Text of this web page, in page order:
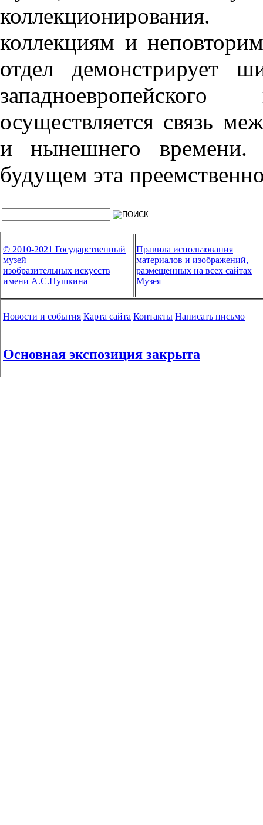
коллекциям и
отдел демонстрирует
осуществляется связь
и нынешнего времени.
будущем эта
© 2010-2021 Государственный
музей
изобразительных искусств
имени А.С.Пушкина
Правила использования
материалов и изображений,
размещенных на всех сайтах
Музея
Новости и события Карта сайта Контакты Написать письмо
Основная экспозиция закрыта